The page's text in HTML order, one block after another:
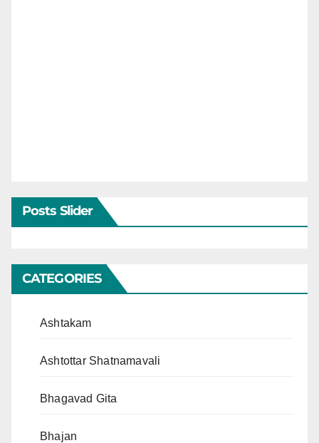
Posts Slider
CATEGORIES
Ashtakam
Ashtottar Shatnamavali
Bhagavad Gita
Bhajan